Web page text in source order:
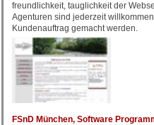
freundlichkeit, tauglichkeit der
Agenturen sind jederzeit
Kundenauftrag gemacht werden.
FSnD München, Software